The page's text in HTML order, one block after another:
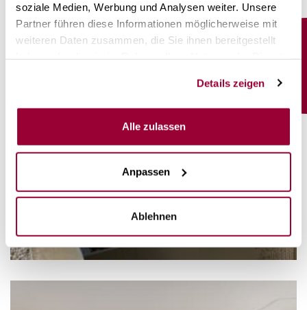
soziale Medien, Werbung und Analysen weiter. Unsere
Partner führen diese Informationen möglicherweise mit
weiteren Daten zusammen, die Sie ihnen bereitgestellt
Details zeigen
Alle zulassen
Anpassen
Ablehnen
Mieter